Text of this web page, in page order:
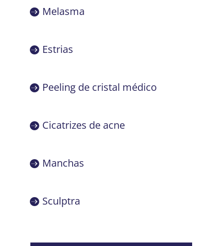
Melasma
Estrias
Peeling de cristal médico
Cicatrizes de acne
Manchas
Sculptra